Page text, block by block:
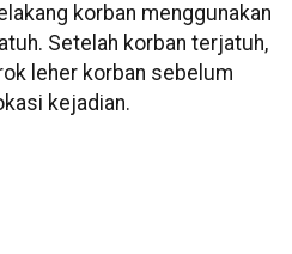
korban menggunakan
Setelah korban terjatuh,
leher korban sebelum
kejadian.